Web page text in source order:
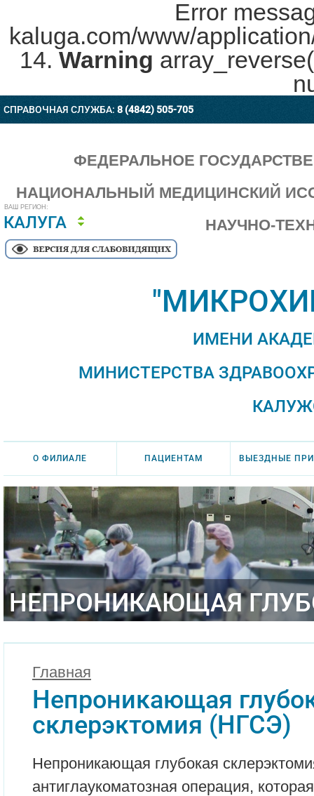
Error
kaluga.com/www/
14. Warning
СПРАВОЧНАЯ СЛУЖБА: 8 (4842) 505-705
ВАШ РЕГИОН:
КАЛУГА
ФЕДЕРАЛЬНОЕ
НАЦИОНАЛЬНЫЙ МЕДИЦИНСКИЙ
НАУЧНО-
ИМЕНИ
МИНИСТЕРСТВА
О ФИЛИАЛЕ ПАЦИЕНТАМ ВЫЕЗДНЫЕ
НЕПРОНИКАЮЩАЯ
Главная
Непроникающая
склерэктомия (НГСЭ)
Непроникающая глубокая
антиглаукоматозная операция,